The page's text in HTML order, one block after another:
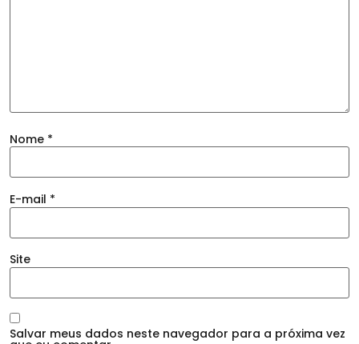
Nome *
E-mail *
Site
Salvar meus dados neste navegador para a próxima vez